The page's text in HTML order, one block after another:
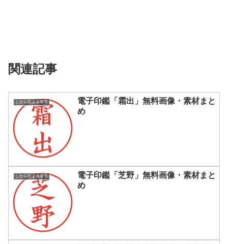
関連記事
しから始まる名字
電子印鑑「霜出」無料画像・素材まと
め
しから始まる名字
電子印鑑「芝野」無料画像・素材まと
め